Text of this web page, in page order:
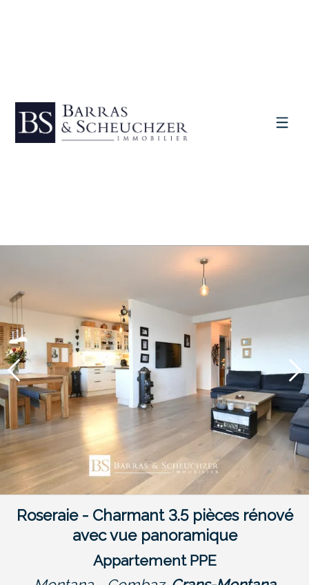
Roseraie - Charmant 3.5 pièces rénové
avec vue panoramique
Appartement PPE